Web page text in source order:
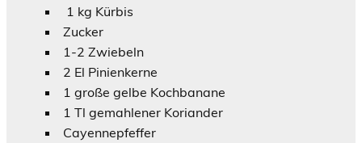
1 kg Kürbis
Zucker
1-2 Zwiebeln
2 El Pinienkerne
1 große gelbe Kochbanane
1 Tl gemahlener Koriander
Cayennepfeffer